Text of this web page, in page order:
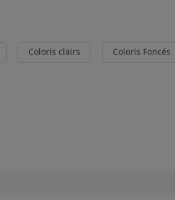
Coloris clairs Coloris Foncés